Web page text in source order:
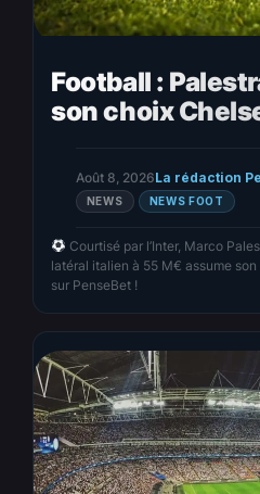
Football :
son choix
Août 8, 2026La rédaction
NEWS NEWS FOOT
Courtisé par l’Inter, Marco
latéral italien à 55 M€ assume
sur PenseBet !